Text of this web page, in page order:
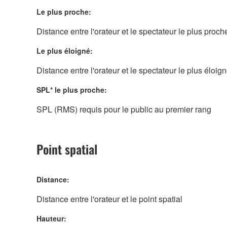
Le plus proche:
Distance entre l'orateur et le spectateur le plus
Le plus éloigné:
Distance entre l'orateur et le spectateur le plus
SPL* le plus proche:
SPL (RMS) requis pour le public au premier rang
Point spatial
Distance:
Distance entre l'orateur et le point spatial
Hauteur: